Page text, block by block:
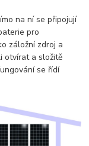
na ní se připojují
pro
záložní zdroj a
otvírat a složitě
se řídí